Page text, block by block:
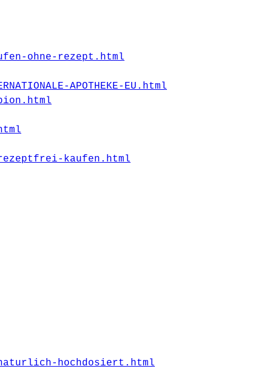
ohne-rezept.html
APOTHEKE-EU.html
kaufen.html
hochdosiert.html